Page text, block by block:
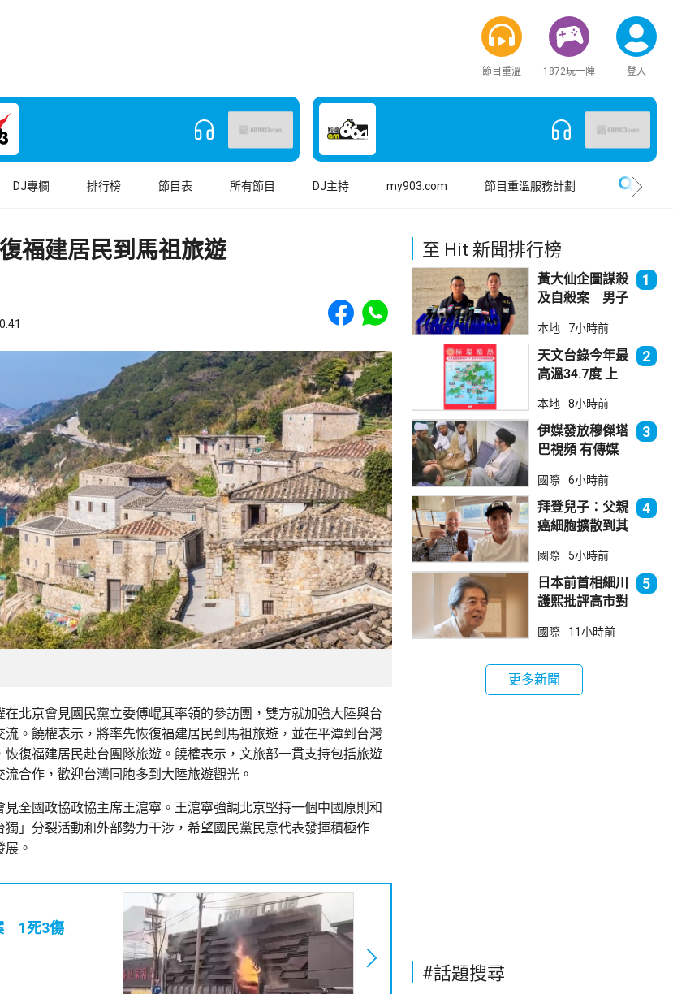
節目重溫 1872玩一陣 登入
DJ專欄 排行榜 節目表 所有節目 DJ主持 my903.com 節目重溫服務計劃
福建居民到馬祖旅遊
Share to Facebook
Share to WhatsApp
北京會見國民黨立委傅崐萁率領的參訪團，雙方就加強大陸與台
流。饒權表示，將率先恢復福建居民到馬祖旅遊，並在平潭到台灣
恢復福建居民赴台團隊旅遊。饒權表示，文旅部一貫支持包括旅遊
合作，歡迎台灣同胞多到大陸旅遊觀光。
全國政協政協主席王滬寧。王滬寧強調北京堅持一個中國原則和
獨」分裂活動和外部勢力干涉，希望國民黨民意代表發揮積極作
。
1死3傷
至 Hit 新聞排行榜
黃大仙企圖謀殺
及自殺案 男子
墮樓亡
1
本地 7小時前
天文台錄今年最
高溫34.7度 上
2
本地 8小時前
伊媒發放穆傑塔
巴視頻 有傳媒
3
國際 6小時前
拜登兒子：父親
癌細胞擴散到其
苦
4
國際 5小時前
日本前首相細川
護熙批評高市對
5
國際 11小時前
更多新聞
#話題搜尋